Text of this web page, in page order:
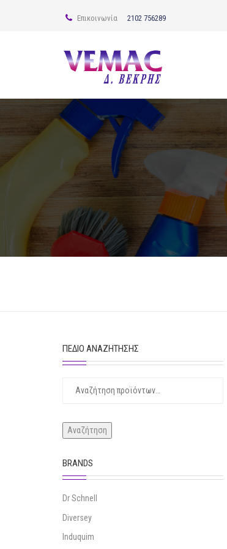
Επικοινωνία 2102 756289
ΠΕΔΊΟ ΑΝΑΖΉΤΗΣΗΣ
Αναζήτηση
BRANDS
Dr Schnell
Diversey
Induquim